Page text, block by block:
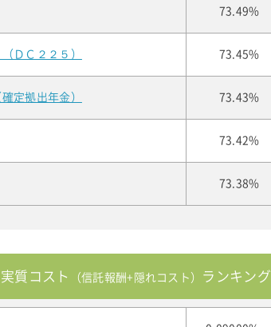
73.49%
ＤＣ２２５） 73.45%
定拠出年金） 73.43%
73.42%
73.38%
質コスト （信託報酬+隠れコスト） ランキング